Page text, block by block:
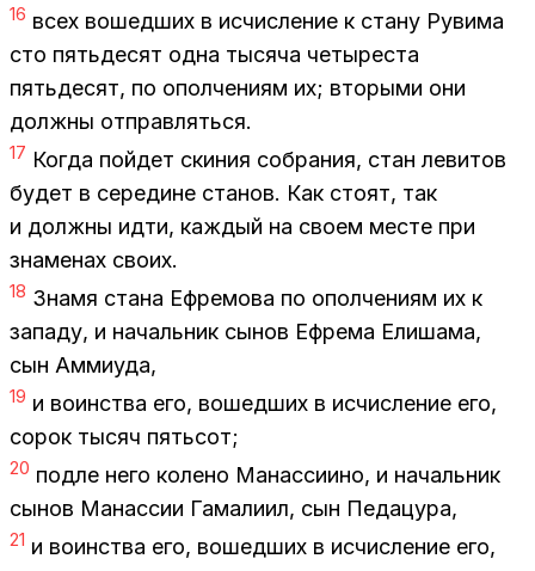
16 всех во­шед­ших в ис­чис­ле­ние к ста­ну Ру­ви­ма
сто пять­де­сят одна ты­ся­ча че­ты­ре­ста
пять­де­сят, по опол­че­ни­ям их; вто­ры­ми они
долж­ны от­прав­лять­ся.
17 Ко­гда пой­дет ски­ния со­бра­ния, стан ле­ви­тов
бу­дет в се­ре­дине ста­нов. Как сто­ят, так
и долж­ны идти, каж­дый на сво­ем ме­сте при
зна­ме­нах сво­их.
18 Зна­мя ста­на Еф­ре­мо­ва по опол­че­ни­ям их к
за­па­ду, и на­чаль­ник сы­нов Еф­ре­ма Ели­ша­ма,
сын Ам­ми­уда,
19 и во­ин­ства его, во­шед­ших в ис­чис­ле­ние его,
со­рок ты­сяч пять­сот;
20 под­ле него ко­ле­но Ма­нас­си­и­но, и на­чаль­ник
сы­нов Ма­нас­сии Га­ма­ли­ил, сын Пе­да­цу­ра,
21 и во­ин­ства его, во­шед­ших в ис­чис­ле­ние его,